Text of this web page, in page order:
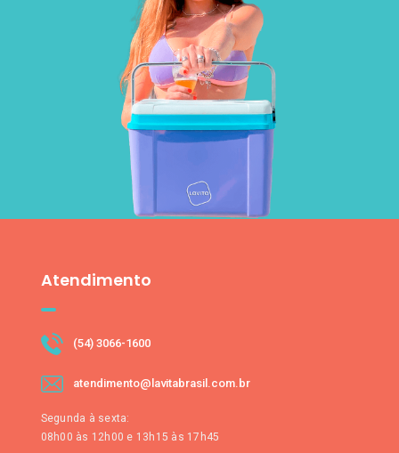
Atendimento
(54) 3066-1600
atendimento@lavitabrasil.com.br
Segunda à sexta:
08h00 às 12h00 e 13h15 às 17h45